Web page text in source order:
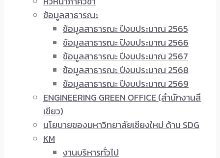
ข้อมูลสาธารณะ
ข้อมูลสาธารณะ ปีงบประมาณ 2565
ข้อมูลสาธารณะ ปีงบประมาณ 2566
ข้อมูลสาธารณะ ปีงบประมาณ 2567
ข้อมูลสาธารณะ ปีงบประมาณ 2568
ข้อมูลสาธารณะ ปีงบประมาณ 2569
ENGINEERING GREEN OFFICE (สำนักงานสี
เขียว)
นโยบายของมหาวิทยาลัยเชียงใหม่ ด้าน SDG
KM
งานบริหารทั่วไป